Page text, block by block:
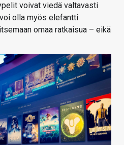
voivat viedä valtavasti
olla myös elefantti
omaa ratkaisua – eikä